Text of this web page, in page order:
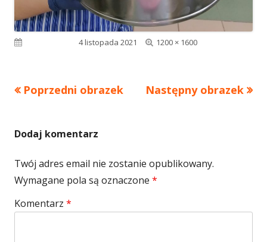
Opublikowano4 listopada 2021
Pełny
1200 × 1600
Poprzedni obrazek Następny obrazek
Dodaj komentarz
Twój adres email nie zostanie opublikowany.
Wymagane pola są oznaczone *
Komentarz *